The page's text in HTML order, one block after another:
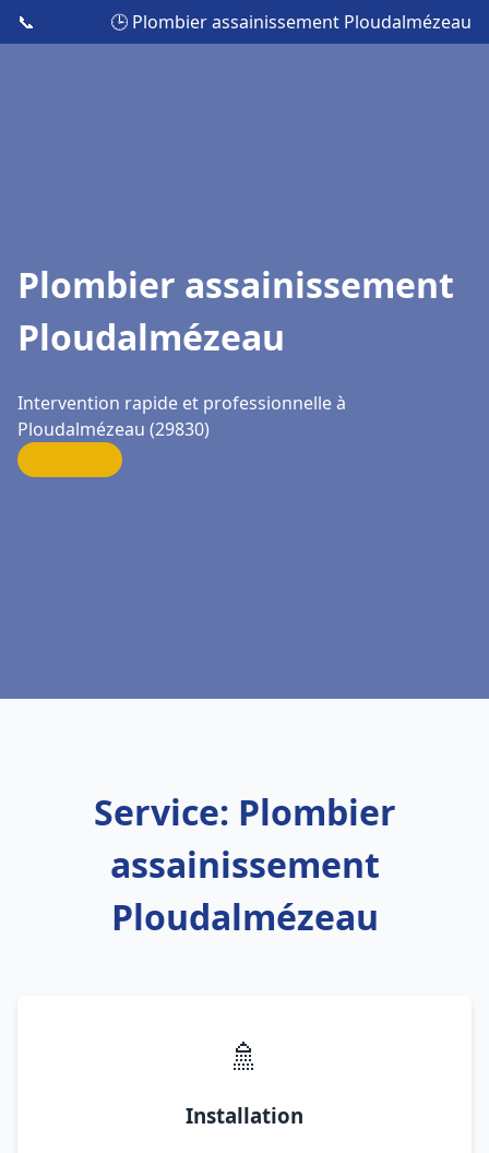
📞 🕒 Plombier assainissement Ploudalmézeau
Plombier assainissement
Ploudalmézeau
Intervention rapide et professionnelle à
Ploudalmézeau (29830)
Service: Plombier
assainissement
Ploudalmézeau
🚿
Installation